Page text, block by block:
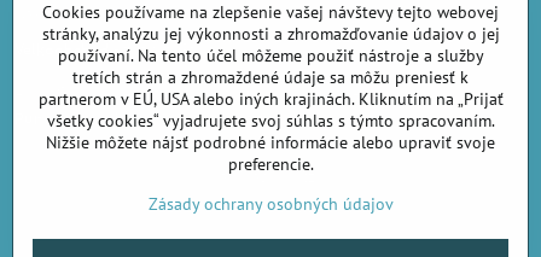
Náklady na dodání a doba dodání
Veľkoobchod- značka Gaira®
AmiraShop je registrovaný na Puncovom úrade.
Puncové značkysú k nahliadnuttu.
amirashop.cz/
Cookies používame na zlepšenie vašej návštevy tejto webovej
stránky, analýzu jej výkonnosti a zhromažďovanie údajov o jej
používaní. Na tento účel môžeme použiť nástroje a služby
tretích strán a zhromaždené údaje sa môžu preniesť k
partnerom v EÚ, USA alebo iných krajinách. Kliknutím na „Prijať
všetky cookies“ vyjadrujete svoj súhlas s týmto spracovaním.
Nižšie môžete nájsť podrobné informácie alebo upraviť svoje
preferencie.
Zásady ochrany osobných údajov